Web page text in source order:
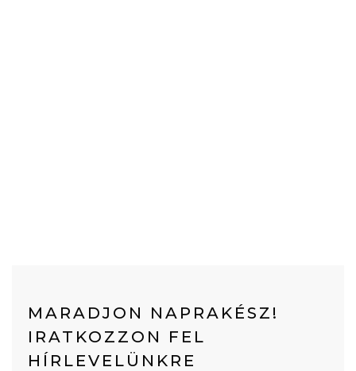
MARADJON NAPRAKÉSZ!
IRATKOZZON FEL
HÍRLEVELÜNKRE